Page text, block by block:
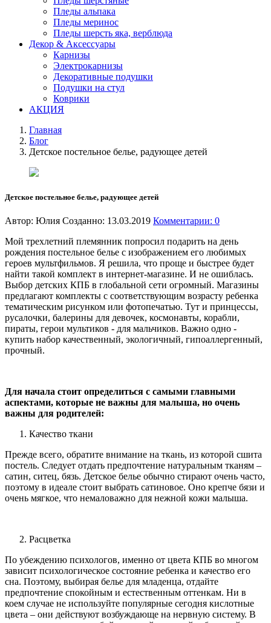
Пледы альпака
Пледы меринос
Пледы шерсть яка, верблюда
Декор & Аксессуары
Карнизы
Электрокарнизы
Декоративные подушки
Подушки на стул
Коврики
АКЦИЯ
Главная
Блог
Детское постельное белье, радующее детей
Детское постельное белье, радующее детей
Автор: Юлия Созданно: 13.03.2019 Комментарии: 0
Мой трехлетний племянник попросил подарить на день
рождения постельное белье с изображением его любимых
героев мультфильмов. Я решила, что проще и быстрее будет
найти такой комплект в интернет-магазине. И не ошиблась.
Выбор детских КПБ в глобальной сети огромный. Магазины
предлагают комплекты с соответствующим возрасту ребенка
тематическим рисунком или фотопечатью. Тут и принцессы,
русалочки, балерины для девочек, космонавты, корабли,
пираты, герои мультиков - для мальчиков. Важно одно -
купить набор качественный, экологичный, гипоаллергенный,
прочный.
Для начала стоит определиться с самыми главными
аспектами, которые не важны для малыша, но очень
важны для родителей:
Качество ткани
Прежде всего, обратите внимание на ткань, из которой сшита
постель. Следует отдать предпочтение натуральным тканям –
сатин, ситец, бязь. Детское белье обычно стирают очень часто,
поэтому в идеале стоит выбрать сатиновое. Оно крепче бязи и
очень мягкое, что немаловажно для нежной кожи малыша.
Расцветка
По убеждению психологов, именно от цвета КПБ во многом
зависит психологическое состояние ребенка и качество его
сна. Поэтому, выбирая белье для младенца, отдайте
предпочтение спокойным и естественным оттенкам. Ни в
коем случае не используйте популярные сегодня кислотные
цвета – они действуют возбуждающе на нервную систему. В